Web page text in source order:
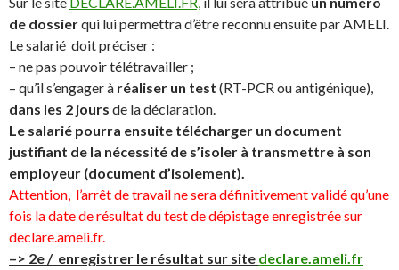
de dossierqui lui permettra d’être reconnu ensuite par AMELI.
Le salarié doit préciser :
– ne pas pouvoir télétravailler ;
– qu’il s’engager à réaliser un test (RT-PCR ou antigénique),
dans les 2 jours de la déclaration.
Le salarié pourra ensuite télécharger un document
justifiant de la nécessité de s’isoler à transmettre à son
employeur (document d’isolement).
Attention, l’arrêt de travail ne sera définitivement validé qu’une
fois la date de résultat du test de dépistage enregistrée sur
declare.ameli.fr.
–> 2e / enregistrer le résultat sur site declare.ameli.fr